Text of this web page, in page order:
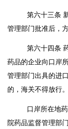
第六十三条
管理部门批准后，
第六十四条
药品的企业向口岸
管理部门出具的进
的，海关不得放行。
口岸所在地
院药品监督管理部